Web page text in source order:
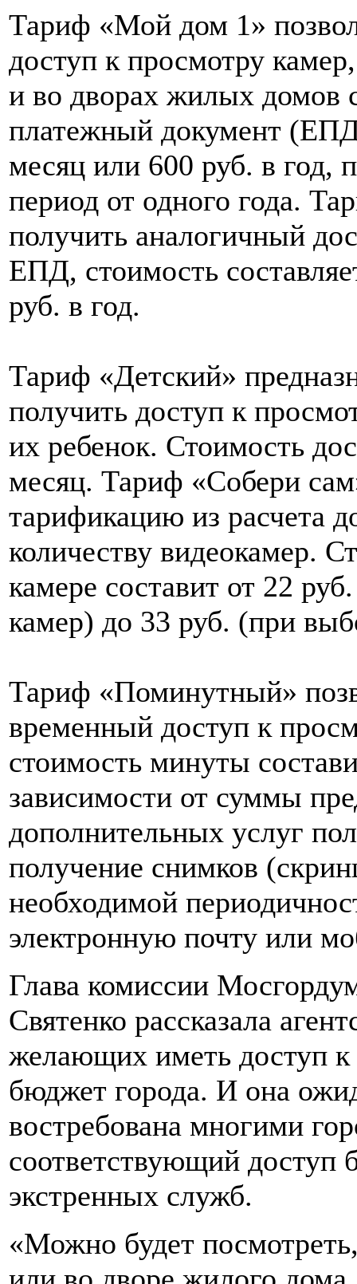
Тариф «Мой дом 1»
доступ к просмотру
и во дворах жилых домов
платежный документ
месяц или 600 руб. в год,
период от одного года.
получить аналогичный
ЕПД, стоимость
руб. в год.
Тариф «Детский»
получить доступ к
их ребенок. Стоимость
месяц. Тариф «Собери
тарификацию из расчета
количеству видеокамер.
камере составит от 22
камер) до 33 руб. (при
Тариф «Поминутный»
временный доступ к
стоимость минуты
зависимости от суммы
дополнительных услуг
получение снимков
необходимой
электронную почту или
Глава комиссии
Святенко рассказала
желающих иметь доступ к
бюджет города. И она
востребована многими
соответствующий доступ
экстренных служб.
«Можно будет